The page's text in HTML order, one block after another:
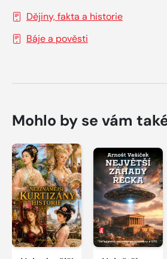
Dějiny, fakta a historie
Báje a pověsti
Mohlo by se vám